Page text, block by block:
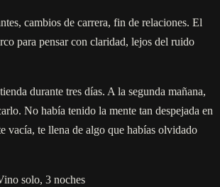
cambios de carrera, fin de relaciones. El
para pensar con claridad, lejos del ruido
durante tres días. A la segunda mañana,
No había tenido la mente tan despejada en
vacía, te llena de algo que habías olvidado
solo, 3 noches